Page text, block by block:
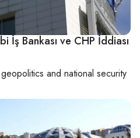
İş Bankası ve CHP İddiası
geopolitics and national security